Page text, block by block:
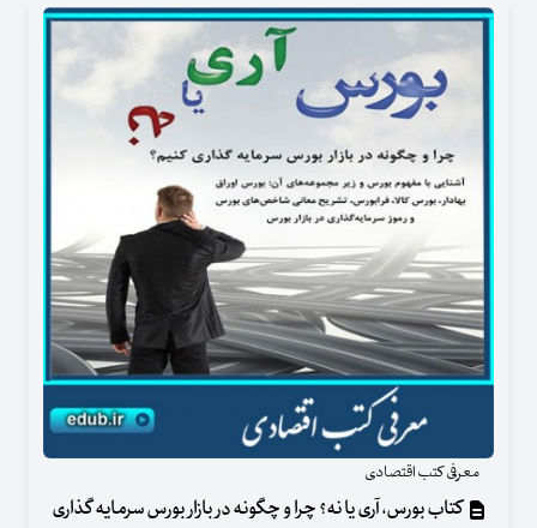
معرفی کتب اقتصادی
کتاب بورس، آری یا نه؟ چرا و چگونه در بازار بورس سرمایه گذاری